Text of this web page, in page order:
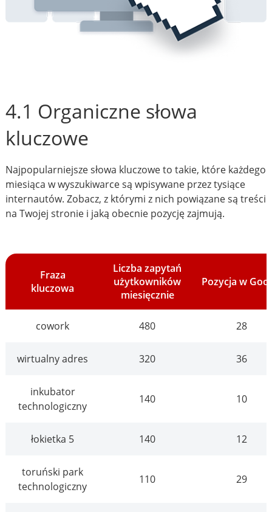
4.1 Organiczne słowa
kluczowe
Najpopularniejsze słowa kluczowe to takie, które każdego
miesiąca w wyszukiwarce są wpisywane przez tysiące
internautów. Zobacz, z którymi z nich powiązane są treści
na Twojej stronie i jaką obecnie pozycję zajmują.
Fraza
kluczowa
Liczba zapytań
użytkowników
miesięcznie
Pozycja w
cowork 480 28
wirtualny adres 320 36
inkubator
technologiczny
140 10
łokietka 5 140 12
toruński park
technologiczny
110 29